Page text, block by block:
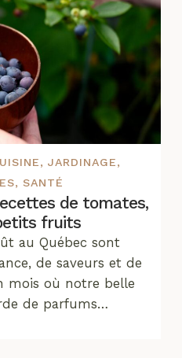
, JARDINAGE,
, SANTÉ
de tomates,
fruits
au Québec sont
de saveurs et de
mois où notre belle
de parfums…